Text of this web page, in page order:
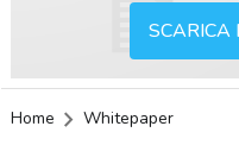
SCARICA
Home Whitepaper